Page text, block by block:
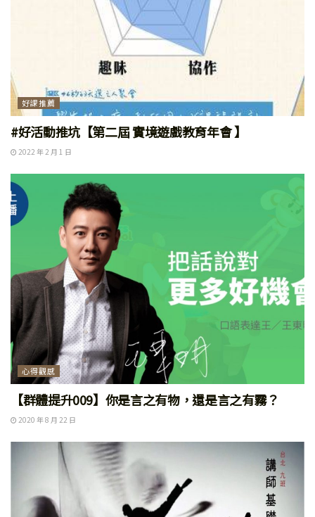
好課推薦
#好活動推坑【第二屆 實境遊戲教育年會 】
2022 年 2 月 1 日
心得觀感
【群體提升009】你是言之有物，還是言之有霧？
2020 年 8 月 22 日